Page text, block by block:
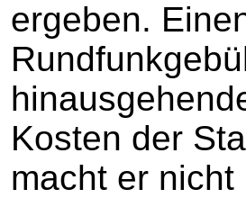
ergeben.
Kosten der
macht er